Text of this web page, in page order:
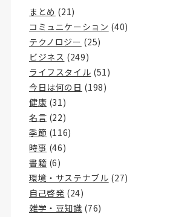
まとめ (21)
コミュニケーション (40)
テクノロジー (25)
ビジネス (249)
ライフスタイル (51)
今日は何の日 (198)
健康 (31)
名言 (22)
季節 (116)
時事 (46)
書籍 (6)
環境・サステナブル (27)
自己啓発 (24)
雑学・豆知識 (76)